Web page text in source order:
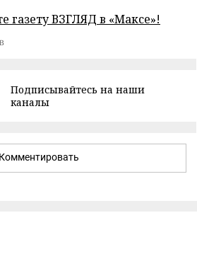
газету ВЗГЛЯД в «Максе»!
Подписывайтесь на наши
каналы
Комментировать